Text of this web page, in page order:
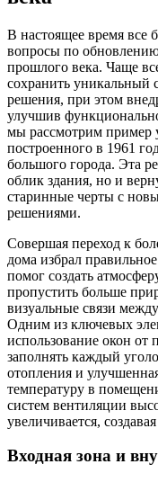
В настоящее время все
вопросы по
прошлого века. Чаще
сохранить уникальный
решения, при этом
улучшив
мы рассмотрим пример
построенного в 1961
большого города. Эта
облик здания, но и
старинные черты с
решениями.
Совершая переход к
дома избрал
помог создать
пропустить больше
визуальные связи
Одним из ключевых
использование окон от
заполнять каждый
отопления и
температуру в
систем вентиляции
увеличивается,
Входная зона и